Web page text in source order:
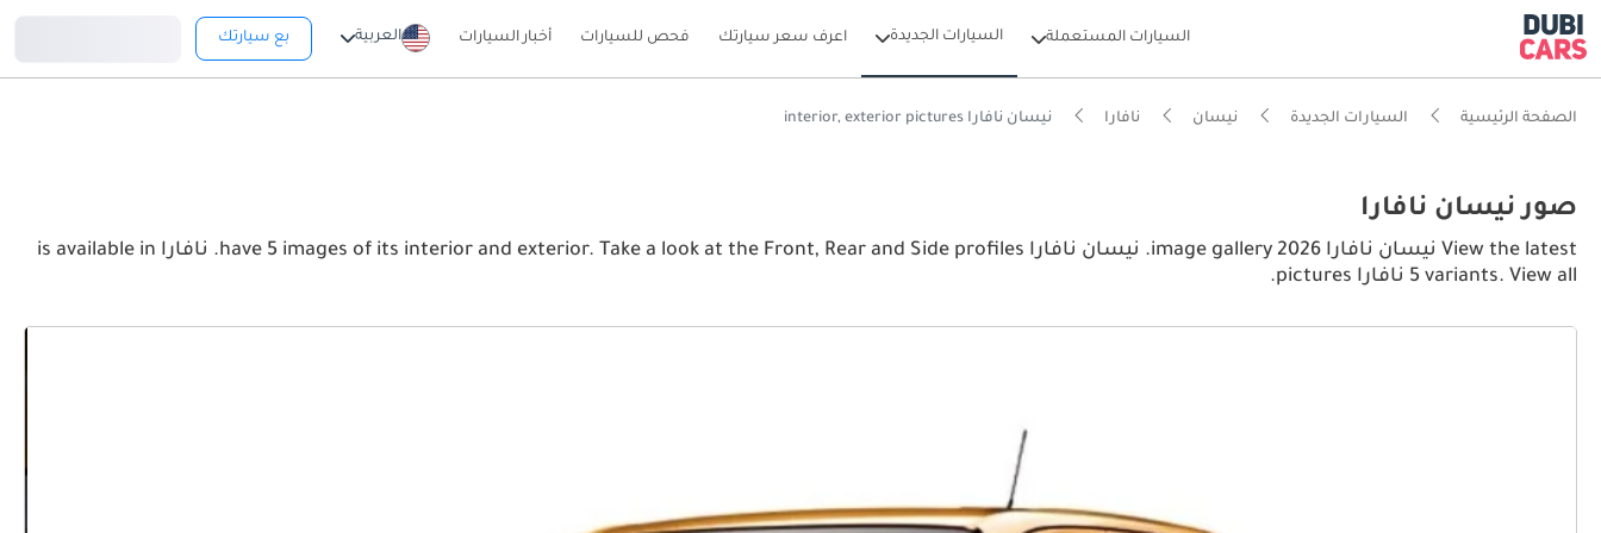
السيارات المستعملة السيارات الجديدة اعرف سعر سيارتك فحص للسيارات أخبار السيارات العربية بع سيارتك
الصفحة الرئيسية السيارات الجديدة نيسان نافارا نيسان نافارا interior, exterior pictures
صور نيسان نافارا
View the latest نيسان نافارا 2026 image gallery. نيسان نافارا have 5 images of its interior and exterior. Take a look at the Front, Rear and Side profiles. نافارا is available in
5 variants. View all نافارا pictures.